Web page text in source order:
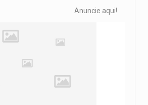
Anuncie aqui!